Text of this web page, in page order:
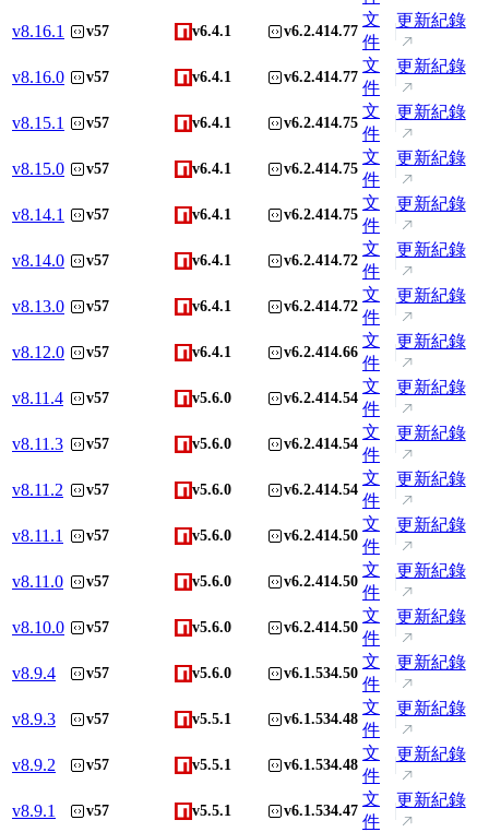
v8.16.1 v57 v6.4.1 v6.2.414.77
文
件
更新紀錄
v8.16.0 v57 v6.4.1 v6.2.414.77
文
件
更新紀錄
v8.15.1 v57 v6.4.1 v6.2.414.75
文
件
更新紀錄
v8.15.0 v57 v6.4.1 v6.2.414.75
文
件
更新紀錄
v8.14.1 v57 v6.4.1 v6.2.414.75
文
件
更新紀錄
v8.14.0 v57 v6.4.1 v6.2.414.72
文
件
更新紀錄
v8.13.0 v57 v6.4.1 v6.2.414.72
文
件
更新紀錄
v8.12.0 v57 v6.4.1 v6.2.414.66
文
件
更新紀錄
v8.11.4 v57 v5.6.0 v6.2.414.54
文
件
更新紀錄
v8.11.3 v57 v5.6.0 v6.2.414.54
文
件
更新紀錄
v8.11.2 v57 v5.6.0 v6.2.414.54
文
件
更新紀錄
v8.11.1 v57 v5.6.0 v6.2.414.50
文
件
更新紀錄
v8.11.0 v57 v5.6.0 v6.2.414.50
文
件
更新紀錄
v8.10.0 v57 v5.6.0 v6.2.414.50
文
件
更新紀錄
v8.9.4 v57 v5.6.0 v6.1.534.50
文
件
更新紀錄
v8.9.3 v57 v5.5.1 v6.1.534.48
文
件
更新紀錄
v8.9.2 v57 v5.5.1 v6.1.534.48
文
件
更新紀錄
v8.9.1 v57 v5.5.1 v6.1.534.47
文
件
更新紀錄